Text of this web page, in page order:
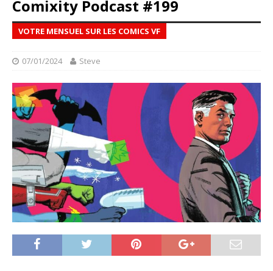
Comixity Podcast #199
VOTRE MENSUEL SUR LES COMICS VF
07/01/2024 Steve